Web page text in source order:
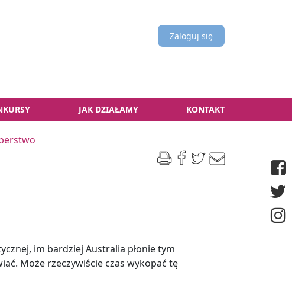
Zaloguj się
JAK DZIAŁAMY KONTAKT
im bardziej Australia płonie tym
Może rzeczywiście czas wykopać tę